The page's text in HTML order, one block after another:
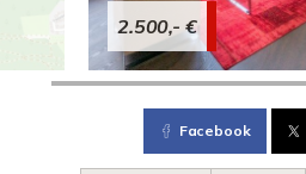
2.500,- €
Facebook